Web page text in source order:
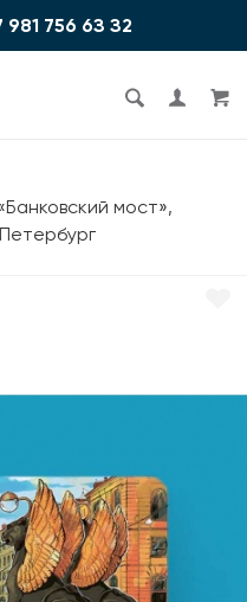
981 756 6З З2
мост»,